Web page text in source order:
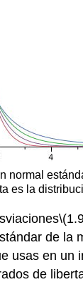
normal
es la
de la
usas en un
de